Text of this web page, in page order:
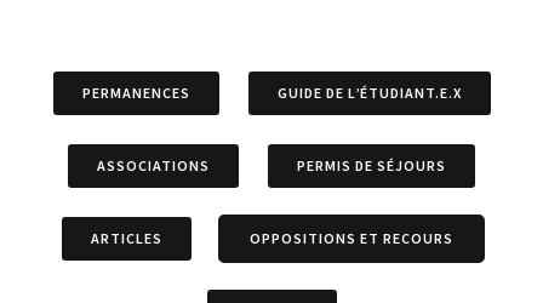
PERMANENCES GUIDE DE L’ÉTUDIANT.E.X
ASSOCIATIONS PERMIS DE SÉJOURS
ARTICLES OPPOSITIONS ET RECOURS